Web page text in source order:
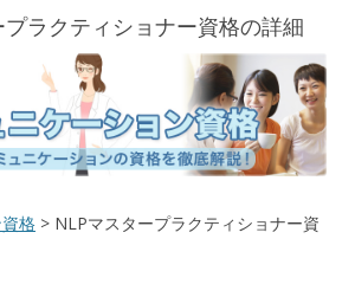
プラクティショナー資格の詳細
格 > NLPマスタープラクティショナー資